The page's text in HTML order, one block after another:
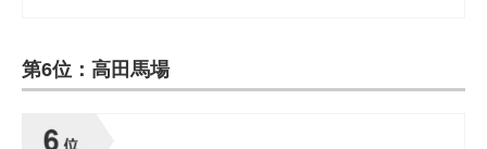
第6位：高田馬場